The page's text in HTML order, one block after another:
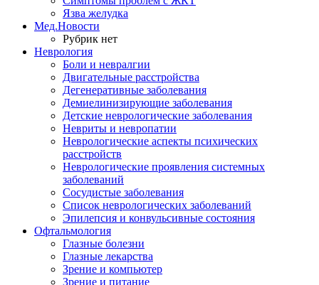
Язва желудка
Мед.Новости
Рубрик нет
Неврология
Боли и невралгии
Двигательные расстройства
Дегенеративные заболевания
Демиелинизирующие заболевания
Детские неврологические заболевания
Невриты и невропатии
Неврологические аспекты психических
расстройств
Неврологические проявления системных
заболеваний
Сосудистые заболевания
Список неврологических заболеваний
Эпилепсия и конвульсивные состояния
Офтальмология
Глазные болезни
Глазные лекарства
Зрение и компьютер
Зрение и питание